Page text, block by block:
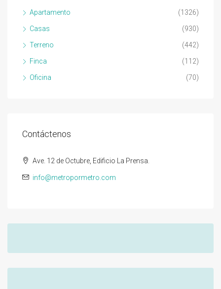
Apartamento (1326)
Casas (930)
Terreno (442)
Finca (112)
Oficina (70)
Contáctenos
Ave. 12 de Octubre, Edificio La Prensa.
info@metropormetro.com